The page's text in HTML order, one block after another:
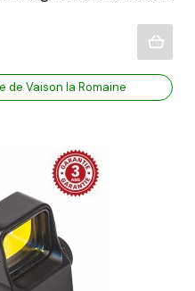
de Vaison la Romaine